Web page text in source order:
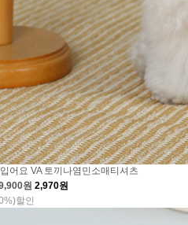
어요 VA 토끼나염민소매티셔츠
원 2,970원
할인